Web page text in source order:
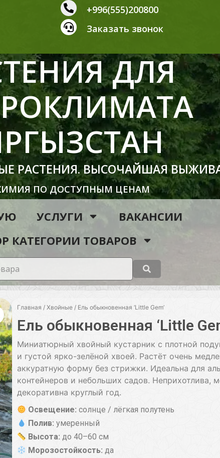
+996(555)200800
Заказать звонок
ДЛЯ
РАСТЕНИЯ. ВЫСОЧАЙШАЯ
ПО ДОСТУПНЫМ ЦЕНАМ
УСЛУГИ
ВАКАНСИИ
КАТЕГОРИИ ТОВАРОВ
Главная / Хвойные / Ель обыкновенная ‘Little Gem’
Ель обыкновенная ‘Little
Миниатюрный хвойный кустарник с плотной
и густой ярко-зелёной хвоей. Растёт очень
аккуратную форму без стрижки. Идеальна для
контейнеров и небольших садов. Неприхотлива,
декоративна круглый год.
Освещение: солнце / лёгкая полутень
Полив: умеренный
Высота: до 40–60 см
Морозостойкость: да